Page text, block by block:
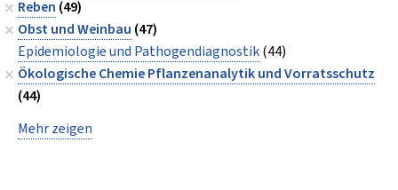
Reben (49)
Obst und Weinbau (47)
Epidemiologie und Pathogendiagnostik(44)
Ökologische Chemie Pflanzenanalytik und Vorratsschutz
(44)
Mehr zeigen